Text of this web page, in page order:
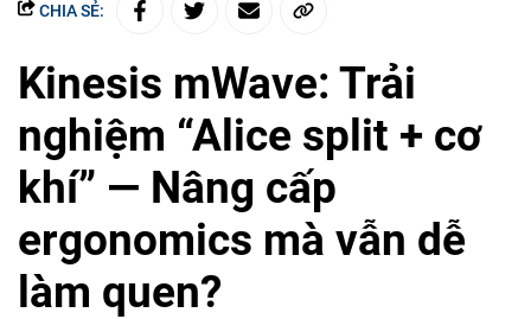
CHIA SẺ:
Kinesis mWave: Trải
nghiệm “Alice split + cơ
khí” — Nâng cấp
ergonomics mà vẫn dễ
làm quen?